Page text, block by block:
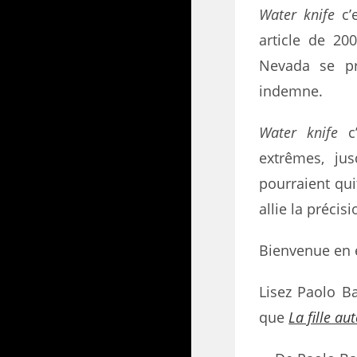
Water knife
article de
Nevada se
indemne.
Water knife
extrêmes,
pourraient
allie la
Bienvenue en
Lisez Paolo
queLa fille